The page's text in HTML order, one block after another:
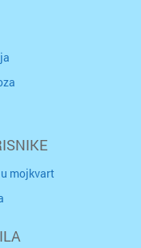
mojkvart